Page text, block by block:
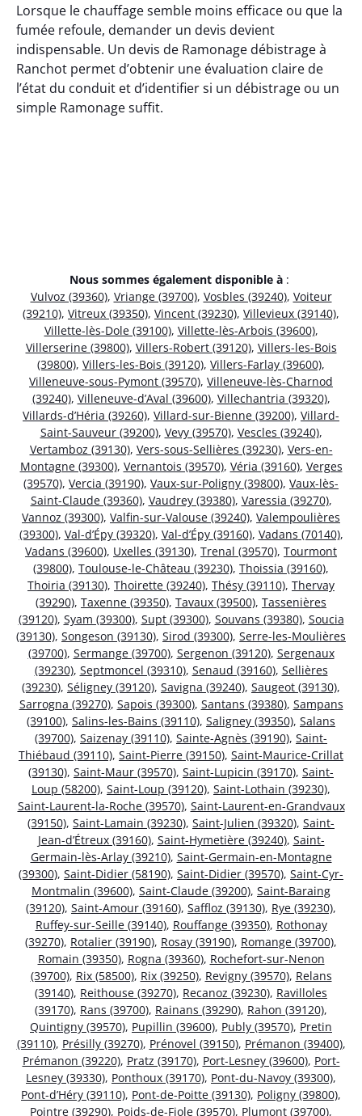
Lorsque le chauffage semble moins efficace ou que la
fumée refoule, demander un devis devient
indispensable. Un devis de Ramonage débistrage à
Ranchot permet d’obtenir une évaluation claire de
l’état du conduit et d’identifier si un débistrage ou un
simple Ramonage suffit.
Nous sommes également disponible à :
Vulvoz (39360), Vriange (39700), Vosbles (39240), Voiteur
(39210), Vitreux (39350), Vincent (39230), Villevieux (39140),
Villette-lès-Dole (39100), Villette-lès-Arbois (39600),
Villerserine (39800), Villers-Robert (39120), Villers-les-Bois
(39800), Villers-les-Bois (39120), Villers-Farlay (39600),
Villeneuve-sous-Pymont (39570), Villeneuve-lès-Charnod
(39240), Villeneuve-d’Aval (39600), Villechantria (39320),
Villards-d’Héria (39260), Villard-sur-Bienne (39200), Villard-
Saint-Sauveur (39200), Vevy (39570), Vescles (39240),
Vertamboz (39130), Vers-sous-Sellières (39230), Vers-en-
Montagne (39300), Vernantois (39570), Véria (39160), Verges
(39570), Vercia (39190), Vaux-sur-Poligny (39800), Vaux-lès-
Saint-Claude (39360), Vaudrey (39380), Varessia (39270),
Vannoz (39300), Valfin-sur-Valouse (39240), Valempoulières
(39300), Val-d’Épy (39320), Val-d’Épy (39160), Vadans (70140),
Vadans (39600), Uxelles (39130), Trenal (39570), Tourmont
(39800), Toulouse-le-Château (39230), Thoissia (39160),
Thoiria (39130), Thoirette (39240), Thésy (39110), Thervay
(39290), Taxenne (39350), Tavaux (39500), Tassenières
(39120), Syam (39300), Supt (39300), Souvans (39380), Soucia
(39130), Songeson (39130), Sirod (39300), Serre-les-Moulières
(39700), Sermange (39700), Sergenon (39120), Sergenaux
(39230), Septmoncel (39310), Senaud (39160), Sellières
(39230), Séligney (39120), Savigna (39240), Saugeot (39130),
Sarrogna (39270), Sapois (39300), Santans (39380), Sampans
(39100), Salins-les-Bains (39110), Saligney (39350), Salans
(39700), Saizenay (39110), Sainte-Agnès (39190), Saint-
Thiébaud (39110), Saint-Pierre (39150), Saint-Maurice-Crillat
(39130), Saint-Maur (39570), Saint-Lupicin (39170), Saint-
Loup (58200), Saint-Loup (39120), Saint-Lothain (39230),
Saint-Laurent-la-Roche (39570), Saint-Laurent-en-Grandvaux
(39150), Saint-Lamain (39230), Saint-Julien (39320), Saint-
Jean-d’Étreux (39160), Saint-Hymetière (39240), Saint-
Germain-lès-Arlay (39210), Saint-Germain-en-Montagne
(39300), Saint-Didier (58190), Saint-Didier (39570), Saint-Cyr-
Montmalin (39600), Saint-Claude (39200), Saint-Baraing
(39120), Saint-Amour (39160), Saffloz (39130), Rye (39230),
Ruffey-sur-Seille (39140), Rouffange (39350), Rothonay
(39270), Rotalier (39190), Rosay (39190), Romange (39700),
Romain (39350), Rogna (39360), Rochefort-sur-Nenon
(39700), Rix (58500), Rix (39250), Revigny (39570), Relans
(39140), Reithouse (39270), Recanoz (39230), Ravilloles
(39170), Rans (39700), Rainans (39290), Rahon (39120),
Quintigny (39570), Pupillin (39600), Publy (39570), Pretin
(39110), Présilly (39270), Prénovel (39150), Prémanon (39400),
Prémanon (39220), Pratz (39170), Port-Lesney (39600), Port-
Lesney (39330), Ponthoux (39170), Pont-du-Navoy (39300),
Pont-d’Héry (39110), Pont-de-Poitte (39130), Poligny (39800),
Pointre (39290), Poids-de-Fiole (39570), Plumont (39700),